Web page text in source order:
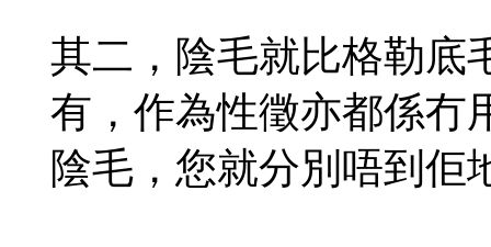
其二，陰毛就比格勒底
有，作為性徵亦都係冇
陰毛，您就分別唔到佢